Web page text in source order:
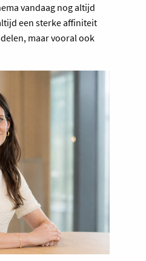
vandaag nog altijd
een sterke affiniteit
maar vooral ook